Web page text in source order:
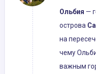
Ольбия —
острова
на
чему
важным